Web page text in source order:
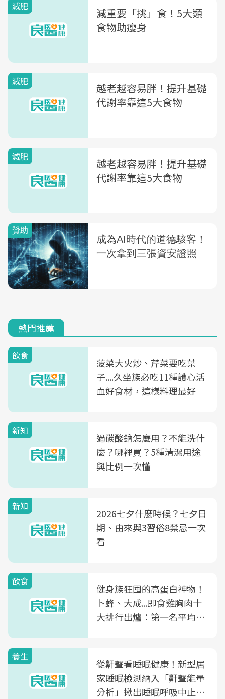
減肥
減重要「挑」食！5大類
食物助瘦身
減肥
越老越容易胖！提升基礎
代謝率靠這5大食物
減肥
越老越容易胖！提升基礎
代謝率靠這5大食物
熱門推薦
飲食
菠菜大火炒、芹菜要吃葉
子....久坐族必吃11種護心活
血好食材，這樣料理最好
新知
過碳酸鈉怎麼用？不能洗什
麼？哪裡買？5種清潔用途
與比例一次懂
新知
2026七夕什麼時候？七夕日
期、由來與3習俗8禁忌一次
看
飲食
健身族狂囤的高蛋白神物！
卜蜂、大成...即食雞胸肉十
大排行出爐：第一名平均一
養生
從鼾聲看睡眠健康！新型居
家睡眠檢測納入「鼾聲能量
分析」揪出睡眠呼吸中止症